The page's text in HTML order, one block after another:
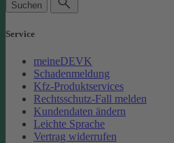
Suchen
Service
meineDEVK
Schadenmeldung
Kfz-Produktservices
Rechtsschutz-Fall melden
Kundendaten ändern
Leichte Sprache
Vertrag widerrufen